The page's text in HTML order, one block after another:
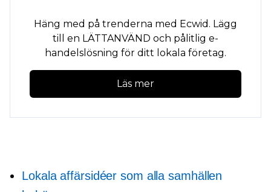
Häng med på trenderna med Ecwid. Lägg
till en LÄTTANVÄND och pålitlig e-
handelslösning för ditt lokala företag.
Läs mer
Lokala affärsidéer som alla samhällen